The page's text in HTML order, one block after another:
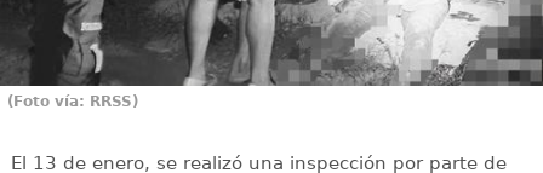
(Foto vía: RRSS)
El 13 de enero, se realizó una inspección por parte de